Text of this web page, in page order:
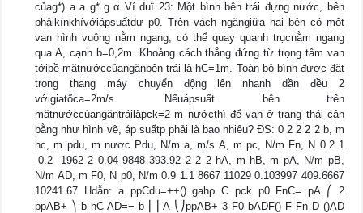
củag*) a a g* g α Ví duï 23: Một bình bên trái đựng nước, bên
phảikínkhívớiápsuấtdư p0. Trên vách ngăngiữa hai bên có một
van hình vuông nằm ngang, có thể quay quanh trụcnằm ngang
qua A, cạnh b=0,2m. Khoảng cách thẳng đứng từ trọng tâm van
tớibề mặtnướccủangănbên trái là hC=1m. Toàn bộ bình được đặt
trong thang máy chuyển động lên nhanh dần đều 2
vớigiatốca=2m/s. Nếuápsuất bên trên
mặtnướccủangăntráilàpck=2 m nướcthì để van ở trạng thái cân
bằng như hình vẽ, áp suấtp phải là bao nhiêu? ĐS: 0 2 2 2 2 b, m
hc, m pdu, m nươc Pdu, N/m a, m/s A, m pc, N/m Fn, N 0.2 1
-0.2 -1962 2 0.04 9848 393.92 2 2 2 hA, m hB, m pA, N/m pB,
N/m AD, m F0, N p0, N/m 0.9 1.1 8667 11029 0.103997 409.6667
10241.67 Hdẫn: a ppCdu=++() gahρ C pck p0 FnC= pA ⎛ 2
ppAB+ ⎞ b hC AD=− b ⎜⎟ A ⎝⎠ppAB+ 3 F0 bADF() F Fn D ()AD